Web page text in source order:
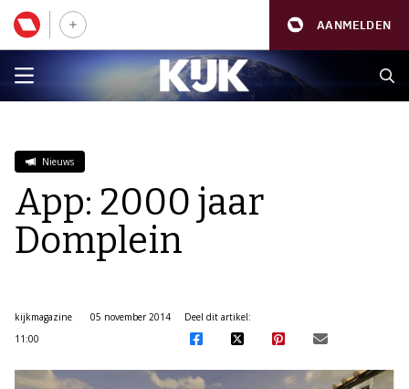
AANMELDEN
Nieuws
App: 2000 jaar
Domplein
kijkmagazine
05 november 2014
11:00
Deel dit artikel: